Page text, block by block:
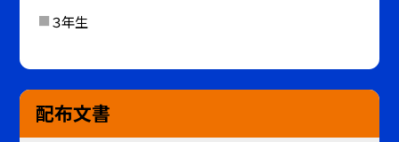
３年生
配布文書